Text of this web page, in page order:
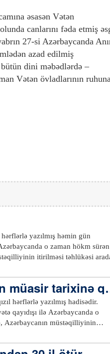
əsasən Vətən
canlarını fəda etmiş
27-si Azərbaycanda
azad edilmiş
dini məbədlərdə –
Vətən övladlarının ruhuna
o zaman hökm sürən
itirilməsi təhlükəsi
Respublikası Ali Sovetinin
bu günə qədər davam edən
yazılan 15 iyun tarixi 1998-ci
tarixinə
hərflərlə yazılmış hadisədir.
qayıdışı ilə Azərbaycanda o
Azərbaycanın müstəqilliyinin